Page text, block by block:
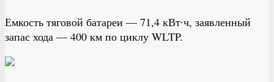
Емкость тяговой батареи — 71,4 кВт∙ч, заявленный
запас хода — 400 км по циклу WLTP.